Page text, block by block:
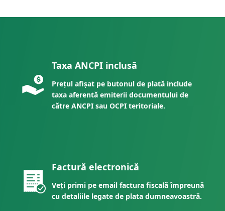
Taxa ANCPI inclusă
Prețul afișat pe butonul de plată include
taxa aferentă emiterii documentului de
către ANCPI sau OCPI teritoriale.
Factură electronică
Veți primi pe email factura fiscală împreună
cu detaliile legate de plata dumneavoastră.